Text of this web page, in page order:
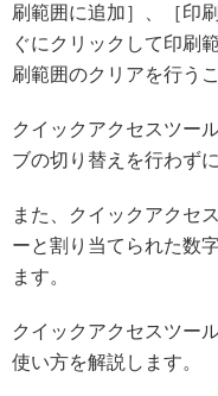
刷範囲に追加］、［印
ぐにクリックして印刷
刷範囲のクリアを行う
クイックアクセスツー
ブの切り替えを行わず
また、クイックアクセ
ーと割り当てられた数
ます。
クイックアクセスツー
使い方を解説します。